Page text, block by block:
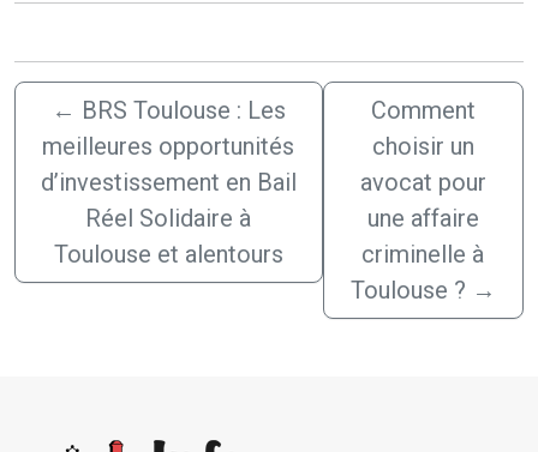
← BRS Toulouse : Les
meilleures opportunités
d’investissement en Bail
Réel Solidaire à
Toulouse et alentours
Comment
choisir un
avocat pour
une affaire
criminelle à
Toulouse ? →